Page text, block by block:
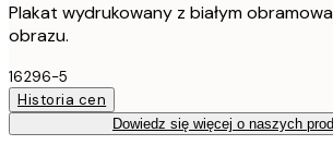
Plakat wydrukowany z białym
obrazu.
16296-5
Historia cen
Dowiedz się więcej o naszych